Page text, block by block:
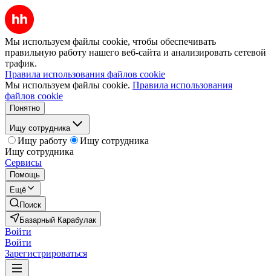
Мы используем файлы cookie, чтобы обеспечивать
правильную работу нашего веб-сайта и анализировать сетевой
трафик.
Правила использования файлов cookie
Мы используем файлы cookie. Правила использования
файлов cookie
Понятно
Ищу сотрудника
Ищу работу
Ищу сотрудника
Ищу сотрудника
Сервисы
Помощь
Ещё
Поиск
Базарный Карабулак
Войти
Войти
Зарегистрироваться